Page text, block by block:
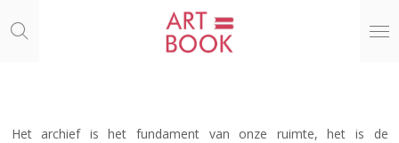
direct
Het archief is het fundament van onze ruimte, het is de